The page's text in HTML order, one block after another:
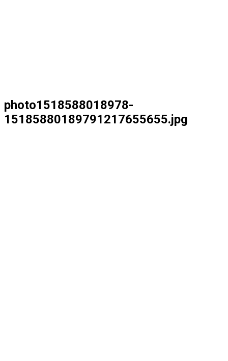
photo1518588018978-
15185880189791217655655.jpg